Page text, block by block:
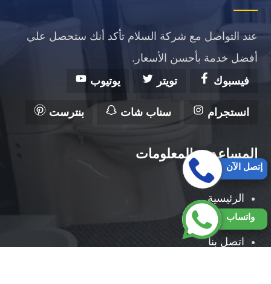
عند التواصل مع شركة السلام تأكد أنك ستحصل علي
أفضل خدمة بأحسن الأسعار.
فيسبوك
تويتر يوتيوب
انستجرام سناب شات بنترست
المساعدة والمعلومات
الرئيسية
من نحن
اتصل بنا
واتساب
إتصل الآن